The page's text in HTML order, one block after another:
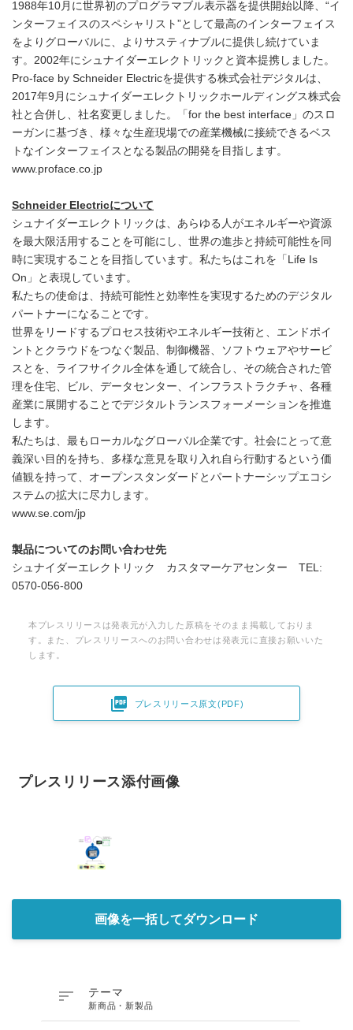
1988年10月に世界初のプログラマブル表示器を提供開始以降、“イ
ンターフェイスのスペシャリスト”として最高のインターフェイス
をよりグローバルに、よりサスティナブルに提供し続けていま
す。2002年にシュナイダーエレクトリックと資本提携しました。
Pro-face by Schneider Electricを提供する株式会社デジタルは、
2017年9月にシュナイダーエレクトリックホールディングス株式会
社と合併し、社名変更しました。「for the best interface」のスロ
ーガンに基づき、様々な生産現場での産業機械に接続できるベス
トなインターフェイスとなる製品の開発を目指します。
www.proface.co.jp
Schneider Electricについて
シュナイダーエレクトリックは、あらゆる人がエネルギーや資源
を最大限活用することを可能にし、世界の進歩と持続可能性を同
時に実現することを目指しています。私たちはこれを「Life Is
On」と表現しています。
私たちの使命は、持続可能性と効率性を実現するためのデジタル
パートナーになることです。
世界をリードするプロセス技術やエネルギー技術と、エンドポイ
ントとクラウドをつなぐ製品、制御機器、ソフトウェアやサービ
スとを、ライフサイクル全体を通して統合し、その統合された管
理を住宅、ビル、データセンター、インフラストラクチャ、各種
産業に展開することでデジタルトランスフォーメーションを推進
します。
私たちは、最もローカルなグローバル企業です。社会にとって意
義深い目的を持ち、多様な意見を取り入れ自ら行動するという価
値観を持って、オープンスタンダードとパートナーシップエコシ
ステムの拡大に尽力します。
www.se.com/jp
製品についてのお問い合わせ先
シュナイダーエレクトリック カスタマーケアセンター TEL:
0570-056-800
本プレスリリースは発表元が入力した原稿をそのまま掲載しておりま
す。また、プレスリリースへのお問い合わせは発表元に直接お願いいた
します。
 プレスリリース原文(PDF)
プレスリリース添付画像
画像を一括してダウンロード
 テーマ
新商品・新製品